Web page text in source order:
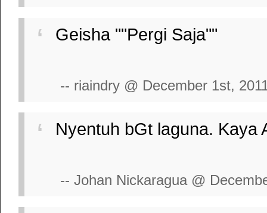
Geisha ""Pergi Saja""
-- riaindry @ December 1st,
Nyentuh bGt laguna. Kaya
-- Johan Nickaragua @